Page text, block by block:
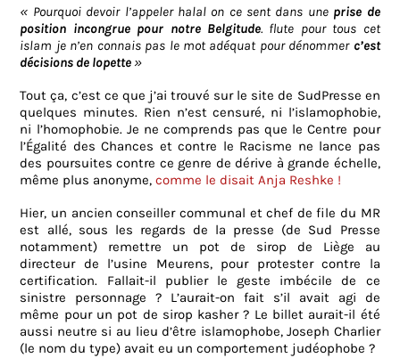
« Pourquoi devoir l’appeler halal on ce sent dans une prise de
position incongrue pour notre Belgitude. flute pour tous cet
islam je n’en connais pas le mot adéquat pour dénommer c’est
décisions de lopette »
Tout ça, c’est ce que j’ai trouvé sur le site de SudPresse en
quelques minutes. Rien n’est censuré, ni l’islamophobie,
ni l’homophobie. Je ne comprends pas que le Centre pour
l’Égalité des Chances et contre le Racisme ne lance pas
des poursuites contre ce genre de dérive à grande échelle,
même plus anonyme,comme le disait Anja Reshke !
Hier, un ancien conseiller communal et chef de file du MR
est allé, sous les regards de la presse (de Sud Presse
notamment) remettre un pot de sirop de Liège au
directeur de l’usine Meurens, pour protester contre la
certification. Fallait-il publier le geste imbécile de ce
sinistre personnage ? L’aurait-on fait s’il avait agi de
même pour un pot de sirop kasher ? Le billet aurait-il été
aussi neutre si au lieu d’être islamophobe, Joseph Charlier
(le nom du type) avait eu un comportement judéophobe ?